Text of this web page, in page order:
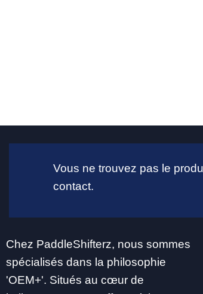
Vous ne trouvez pas le
contact.
Chez PaddleShifterz, nous sommes
spécialisés dans la philosophie
'OEM+'. Situés au cœur de